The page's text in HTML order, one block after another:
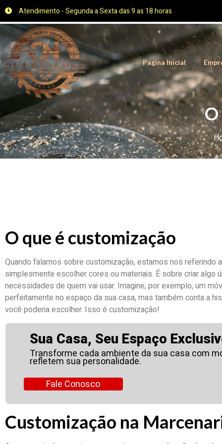
Atendimento - Segunda a Sexta das 9 as 18 horas
Pagina Inicial
O
O que é customização
Quando falamos sobre customização, estamos nos referindo
simplesmente escolher cores ou materiais. É sobre criar algo
necessidades de quem vai usar. Imagine, por exemplo, um
perfeitamente no espaço da sua casa, mas também conta a
você poderia escolher. Isso é customização!
Sua Casa, Seu Espaço
Transforme cada ambiente da sua casa com
refletem sua personalidade.
Fale Conosco
Customização na